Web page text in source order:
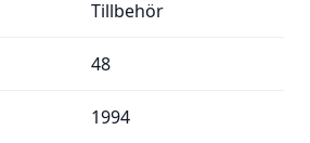
Tillbehör
48
1994